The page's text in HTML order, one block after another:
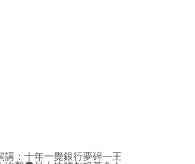
講：十年一覺銀行夢碎─王